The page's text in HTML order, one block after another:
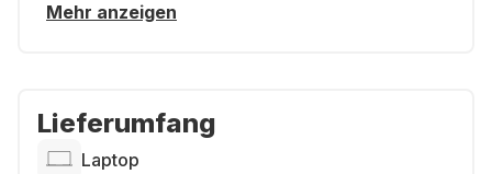
Mehr anzeigen
Lieferumfang
Laptop